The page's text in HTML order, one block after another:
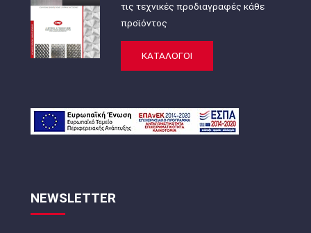
τις τεχνικές προδιαγραφές κάθε
προϊόντος
ΚΑΤΑΛΟΓΟΙ
NEWSLETTER